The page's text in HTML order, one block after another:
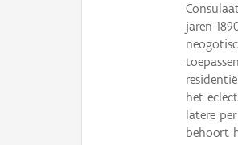
jaren
het
latere
behoort